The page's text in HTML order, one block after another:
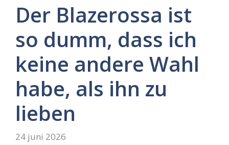
Der Blazerossa ist
so dumm, dass ich
keine andere Wahl
habe, als ihn zu
lieben
24 juni 2026